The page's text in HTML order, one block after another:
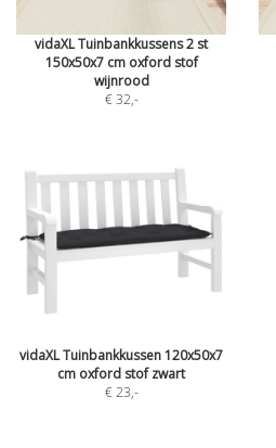
vidaXL Tuinbankkussens 2 st
150x50x7 cm oxford stof
wijnrood
€ 32,-
vidaXL Tuinbankkussen 120x50x7
cm oxford stof zwart
€ 23,-